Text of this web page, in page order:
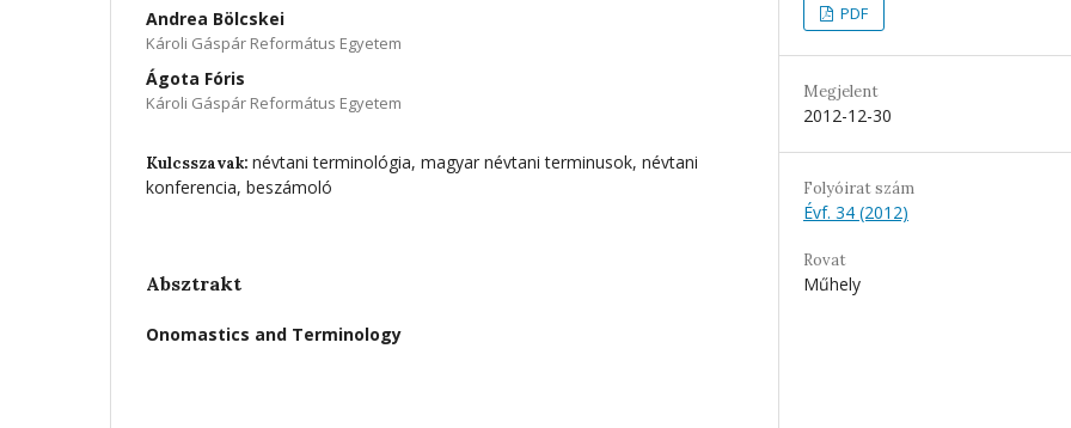
Andrea Bölcskei
Károli Gáspár Református Egyetem
Ágota Fóris
Károli Gáspár Református Egyetem
Kulcsszavak: névtani terminológia, magyar névtani terminusok, névtani
konferencia, beszámoló
Absztrakt
Onomastics and Terminology
PDF
Megjelent
2012-12-30
Folyóirat szám
Évf. 34 (2012)
Rovat
Műhely